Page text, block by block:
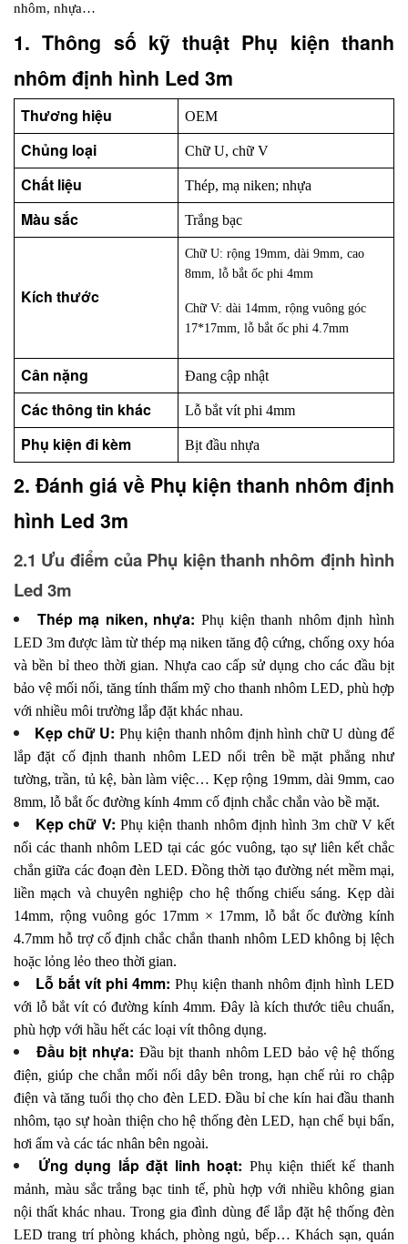
nhôm, nhựa…
1. Thông số kỹ thuật Phụ kiện thanh
nhôm định hình Led 3m
Thương hiệu OEM
Chủng loại Chữ U, chữ V
Chất liệu Thép, mạ niken; nhựa
Màu sắc Trắng bạc
Kích thước
Chữ U: rộng 19mm, dài 9mm, cao
8mm, lỗ bắt ốc phi 4mm
Chữ V: dài 14mm, rộng vuông góc
17*17mm, lỗ bắt ốc phi 4.7mm
Cân nặng Đang cập nhật
Các thông tin khác Lỗ bắt vít phi 4mm
Phụ kiện đi kèm Bịt đầu nhựa
2. Đánh giá về Phụ kiện thanh nhôm định
hình Led 3m
2.1 Ưu điểm của Phụ kiện thanh nhôm định hình
Led 3m
Thép mạ niken, nhựa:Phụ kiện thanh nhôm định hình
LED 3m được làm từ thép mạ niken tăng độ cứng, chống oxy hóa
và bền bỉ theo thời gian. Nhựa cao cấp sử dụng cho các đầu bịt
bảo vệ mối nối, tăng tính thẩm mỹ cho thanh nhôm LED, phù hợp
với nhiều môi trường lắp đặt khác nhau.
Kẹp chữ U: Phụ kiện thanh nhôm định hình chữ U dùng để
lắp đặt cố định thanh nhôm LED nổi trên bề mặt phẳng như
tường, trần, tủ kệ, bàn làm việc… Kẹp rộng 19mm, dài 9mm, cao
8mm, lỗ bắt ốc đường kính 4mm cố định chắc chắn vào bề mặt.
Kẹp chữ V: Phụ kiện thanh nhôm định hình 3m chữ V kết
nối các thanh nhôm LED tại các góc vuông, tạo sự liên kết chắc
chắn giữa các đoạn đèn LED. Đồng thời tạo đường nét mềm mại,
liền mạch và chuyên nghiệp cho hệ thống chiếu sáng. Kẹp dài
14mm, rộng vuông góc 17mm × 17mm, lỗ bắt ốc đường kính
4.7mm hỗ trợ cố định chắc chắn thanh nhôm LED không bị lệch
hoặc lỏng lẻo theo thời gian.
Lỗ bắt vít phi 4mm: Phụ kiện thanh nhôm định hình LED
với lỗ bắt vít có đường kính 4mm. Đây là kích thước tiêu chuẩn,
phù hợp với hầu hết các loại vít thông dụng.
Đầu bịt nhựa: Đầu bịt thanh nhôm LED bảo vệ hệ thống
điện, giúp che chắn mối nối dây bên trong, hạn chế rủi ro chập
điện và tăng tuổi thọ cho đèn LED. Đầu bỉ che kín hai đầu thanh
nhôm, tạo sự hoàn thiện cho hệ thống đèn LED, hạn chế bụi bẩn,
hơi ẩm và các tác nhân bên ngoài.
Ứng dụng lắp đặt linh hoạt: Phụ kiện thiết kế thanh
mảnh, màu sắc trắng bạc tinh tế, phù hợp với nhiều không gian
nội thất khác nhau. Trong gia đình dùng để lắp đặt hệ thống đèn
LED trang trí phòng khách, phòng ngủ, bếp… Khách sạn, quán